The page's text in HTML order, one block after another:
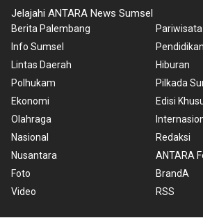
Jelajahi ANTARA News Sumsel
Berita Palembang
Info Sumsel
Lintas Daerah
Polhukam
Ekonomi
Olahraga
Nasional
Nusantara
Foto
Video
Pariwisata
Hiburan
Pilkada
Edisi
Redaksi
ANTARA
BrandA
RSS